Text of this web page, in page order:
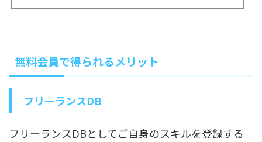
無料会員で得られるメリット
フリーランスDB
フリーランスDBとしてご自身のスキルを登録する